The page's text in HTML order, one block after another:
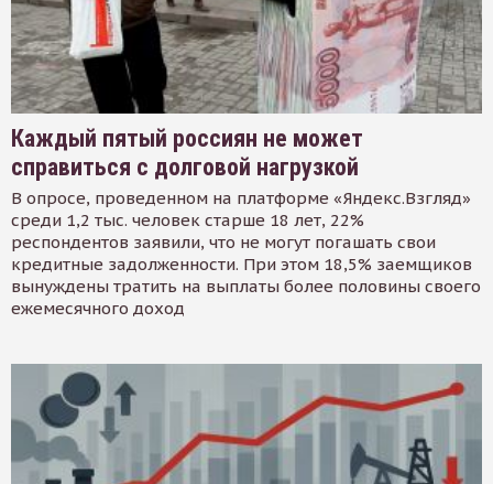
Каждый пятый россиян не может
справиться с долговой нагрузкой
В опросе, проведенном на платформе «Яндекс.Взгляд»
среди 1,2 тыс. человек старше 18 лет, 22%
респондентов заявили, что не могут погашать свои
кредитные задолженности. При этом 18,5% заемщиков
вынуждены тратить на выплаты более половины своего
ежемесячного доход